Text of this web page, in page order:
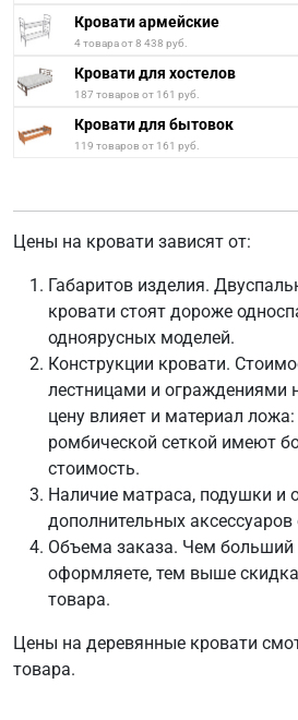
Кровати армейские
4 товара от 8 438 руб.
Кровати для хостелов
187 товаров от 161 руб.
Кровати для бытовок
119 товаров от 161 руб.
Цены на кровати зависят от:
Габаритов изделия.
кровати стоят дороже
одноярусных моделей.
Конструкции кровати.
лестницами и ограждениями
цену влияет и материал
ромбической сеткой имеют
стоимость.
Наличие матраса, подушки и
дополнительных
Объема заказа. Чем больший
оформляете, тем выше
товара.
Цены на деревянные кровати
товара.